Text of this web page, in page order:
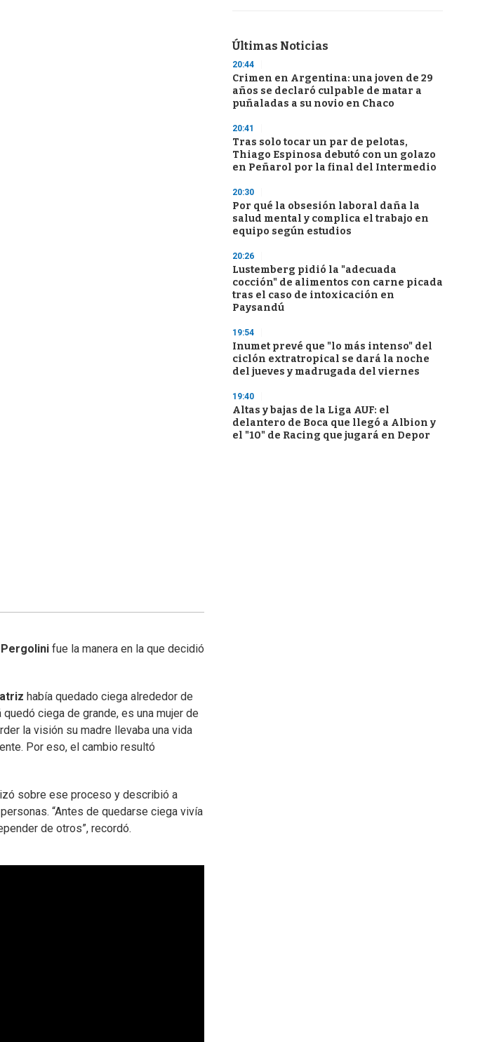
Pergolini fue la manera en la que decidió
había quedado ciega alrededor de
ciega de grande, es una mujer de
la visión su madre llevaba una vida
Por eso, el cambio resultó
sobre ese proceso y describió a
“Antes de quedarse ciega vivía
de otros”, recordó.
Últimas Noticias
20:44
Crimen en Argentina: una joven de 29
años se declaró culpable de matar a
puñaladas a su novio en Chaco
20:41
Tras solo tocar un par de pelotas,
Thiago Espinosa debutó con un golazo
en Peñarol por la final del Intermedio
20:30
Por qué la obsesión laboral daña la
salud mental y complica el trabajo en
equipo según estudios
20:26
Lustemberg pidió la "adecuada
cocción" de alimentos con carne picada
tras el caso de intoxicación en
Paysandú
19:54
Inumet prevé que "lo más intenso" del
ciclón extratropical se dará la noche
del jueves y madrugada del viernes
19:40
Altas y bajas de la Liga AUF: el
delantero de Boca que llegó a Albion y
el "10" de Racing que jugará en Depor